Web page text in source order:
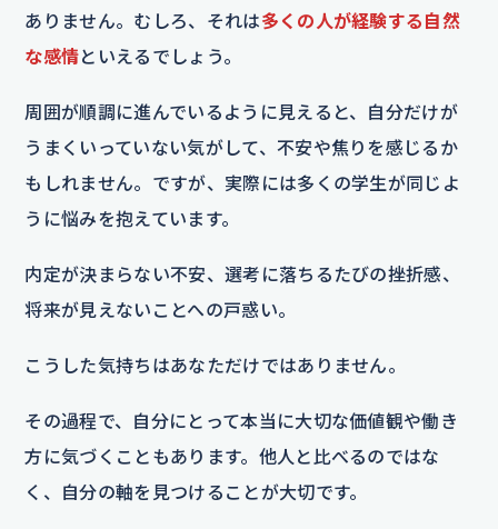
ありません。むしろ、それは多くの人が経験する自然
な感情といえるでしょう。
周囲が順調に進んでいるように見えると、自分だけが
うまくいっていない気がして、不安や焦りを感じるか
もしれません。ですが、実際には多くの学生が同じよ
うに悩みを抱えています。
内定が決まらない不安、選考に落ちるたびの挫折感、
将来が見えないことへの戸惑い。
こうした気持ちはあなただけではありません。
その過程で、自分にとって本当に大切な価値観や働き
方に気づくこともあります。他人と比べるのではな
く、自分の軸を見つけることが大切です。